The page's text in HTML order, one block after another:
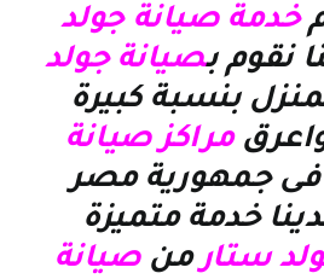
خدمة صيانة جولد
نقوم بصيانة جولد
بنسبة كبيرة
واعرقمراكز صيانة
فى جمهورية مصر
خدمة متميزة
ستار من صيانة